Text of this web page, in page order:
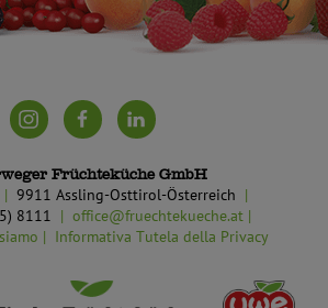
Früchteküche GmbH
9911 Assling-Osttirol-Österreich
8111
office@fruechtekueche.at
Informativa Tutela della Privacy